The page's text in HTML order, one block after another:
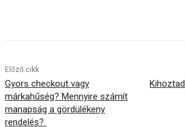
Előző cikk
Gyors checkout vagy
márkahűség? Mennyire számít
manapság a gördülékeny
rendelés?